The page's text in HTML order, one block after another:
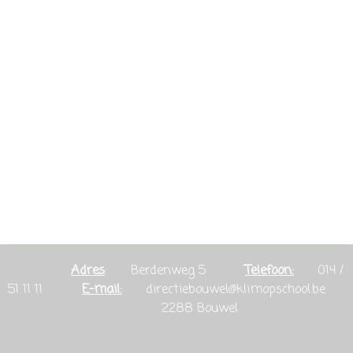
Adres: Berdenweg 5Telefoon: 014 /
51 11 11 E-mail: directiebouwel@klimopschool.be
2288 Bouwel